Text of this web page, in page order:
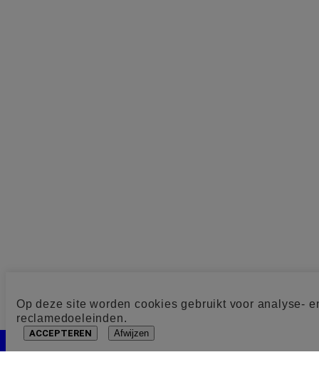
Op deze site worden cookies gebruikt voor analyse-
reclamedoeleinden.
ACCEPTEREN Afwijzen
Cookie toestemming